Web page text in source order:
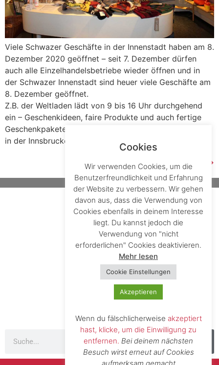
Viele Schwazer Geschäfte in der Innenstadt haben am 8.
Dezember 2020 geöffnet – seit 7. Dezember dürfen
auch alle Einzelhandelsbetriebe wieder öffnen und in
der Schwazer Innenstadt sind heuer viele Geschäfte am
8. Dezember geöffnet.
Z.B. der Weltladen lädt von 9 bis 16 Uhr durchgehend
ein – Geschenkideen, faire Produkte und auch fertige
Geschenkpakete gibt es bei Kerstin Maas im Weltladen
in der Innsbruckerstraße.
Weiter →
Anmelden
Datenschutzerklärung
Impressum
Firmenverzeichnis
Cookies
Wir verwenden Cookies, um die
Benutzerfreundlichkeit und Erfahrung
der Website zu verbessern. Wir gehen
davon aus, dass die Verwendung von
Cookies ebenfalls in deinem Interesse
liegt. Du kannst jedoch die
Verwendung von "nicht
erforderlichen" Cookies deaktivieren.
Mehr lesen
Cookie Einstellungen
Akzeptieren
Wenn du fälschlicherweise akzeptiert
hast, klicke, um die Einwilligung zu
entfernen. Bei deinem nächsten
Besuch wirst erneut auf Cookies